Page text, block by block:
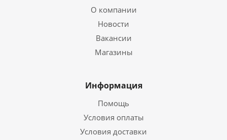
О компании
Новости
Вакансии
Магазины
Информация
Помощь
Условия оплаты
Условия доставки